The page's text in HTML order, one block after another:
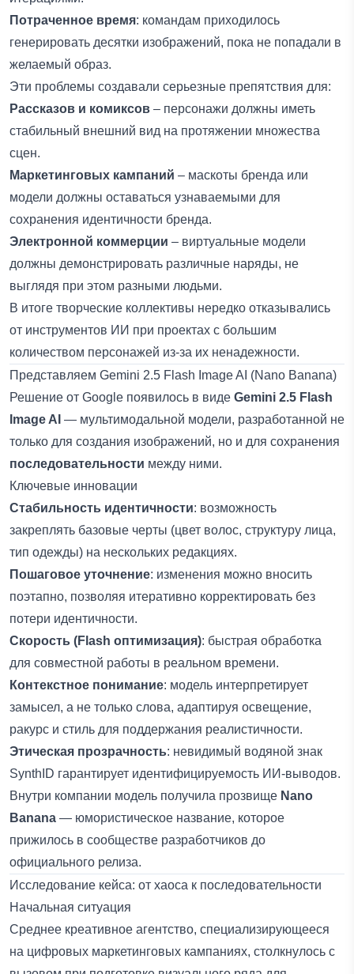
Потраченное время: командам приходилось
генерировать десятки изображений, пока не попадали в
желаемый образ.
Эти проблемы создавали серьезные препятствия для:
Рассказов и комиксов – персонажи должны иметь
стабильный внешний вид на протяжении множества
сцен.
Маркетинговых кампаний – маскоты бренда или
модели должны оставаться узнаваемыми для
сохранения идентичности бренда.
Электронной коммерции – виртуальные модели
должны демонстрировать различные наряды, не
выглядя при этом разными людьми.
В итоге творческие коллективы нередко отказывались
от инструментов ИИ при проектах с большим
количеством персонажей из-за их ненадежности.
Представляем Gemini 2.5 Flash Image AI (Nano Banana)
Решение от Google появилось в виде Gemini 2.5 Flash
Image AI — мультимодальной модели, разработанной не
только для создания изображений, но и для сохранения
последовательности между ними.
Ключевые инновации
Стабильность идентичности: возможность
закреплять базовые черты (цвет волос, структуру лица,
тип одежды) на нескольких редакциях.
Пошаговое уточнение: изменения можно вносить
поэтапно, позволяя итеративно корректировать без
потери идентичности.
Скорость (Flash оптимизация): быстрая обработка
для совместной работы в реальном времени.
Контекстное понимание: модель интерпретирует
замысел, а не только слова, адаптируя освещение,
ракурс и стиль для поддержания реалистичности.
Этическая прозрачность: невидимый водяной знак
SynthID гарантирует идентифицируемость ИИ-выводов.
Внутри компании модель получила прозвище Nano
Banana — юмористическое название, которое
прижилось в сообществе разработчиков до
официального релиза.
Исследование кейса: от хаоса к последовательности
Начальная ситуация
Среднее креативное агентство, специализирующееся
на цифровых маркетинговых кампаниях, столкнулось с